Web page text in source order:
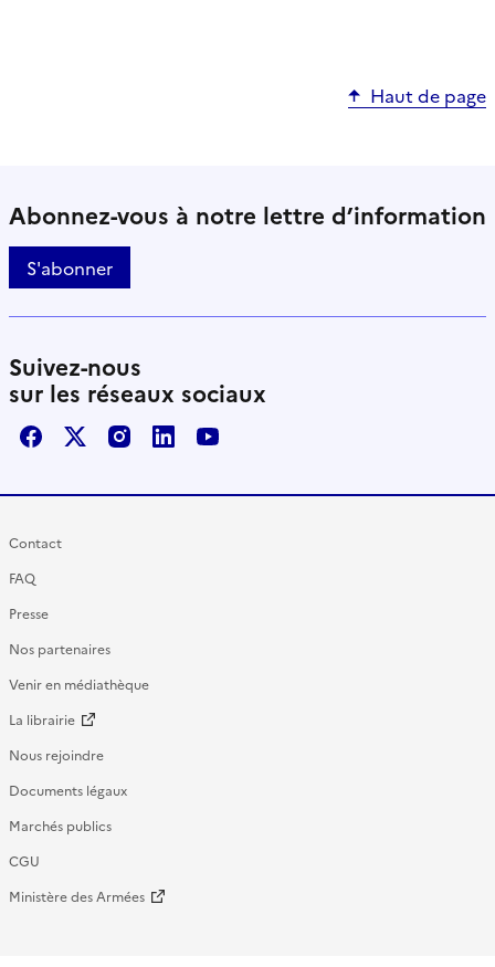
Haut de page
Abonnez-vous à notre lettre d’information
S'abonner
Suivez-nous
sur les réseaux sociaux
FacebookX / TwitterInstagram
LinkedInYoutube
Contact
FAQ
Presse
Nos partenaires
Venir en médiathèque
La librairie
Nous rejoindre
Documents légaux
Marchés publics
CGU
Ministère des Armées